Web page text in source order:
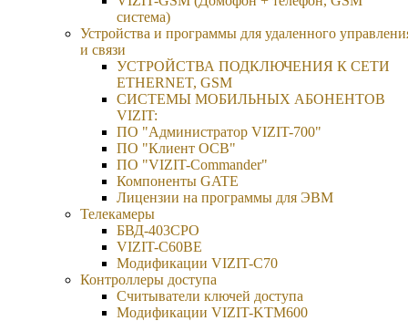
система)
Устройства и программы для удаленного
и связи
УСТРОЙСТВА ПОДКЛЮЧЕНИЯ К СЕТИ
ETHERNET, GSM
CИСТЕМЫ МОБИЛЬНЫХ АБОНЕНТОВ
VIZIT:
ПО "Администратор VIZIT-700"
ПО "Клиент ОСВ"
ПО "VIZIT-Commander"
Компоненты GATE
Лицензии на программы для ЭВМ
Телекамеры
БВД-403СРО
VIZIT-С60BE
Модификации VIZIT-C70
Контроллеры доступа
Считыватели ключей доступа
Модификации VIZIT-KTM600